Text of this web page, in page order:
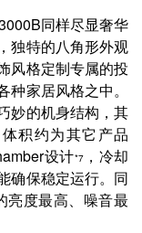
同样尽显奢华
独特的八角形外观
风格定制专属的投
家居风格之中。
妙的机身结构，其
体积约为其它产品
设计*7，冷却
确保稳定运行。同
亮度最高、噪音最